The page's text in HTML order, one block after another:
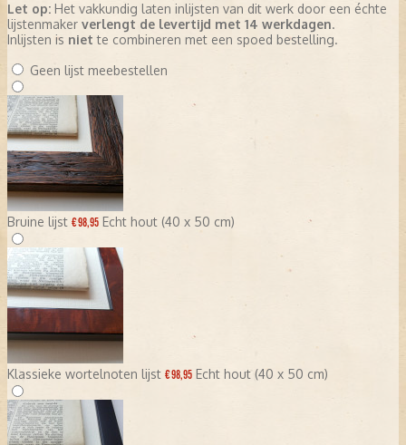
Let op: Het vakkundig laten inlijsten van dit werk door een échte
lijstenmaker verlengt de levertijd met 14 werkdagen.
Inlijsten is niet te combineren met een spoed bestelling.
Geen lijst meebestellen
Bruine lijst € 98,95 Echt hout (40 x 50 cm)
Klassieke wortelnoten lijst € 98,95 Echt hout (40 x 50 cm)